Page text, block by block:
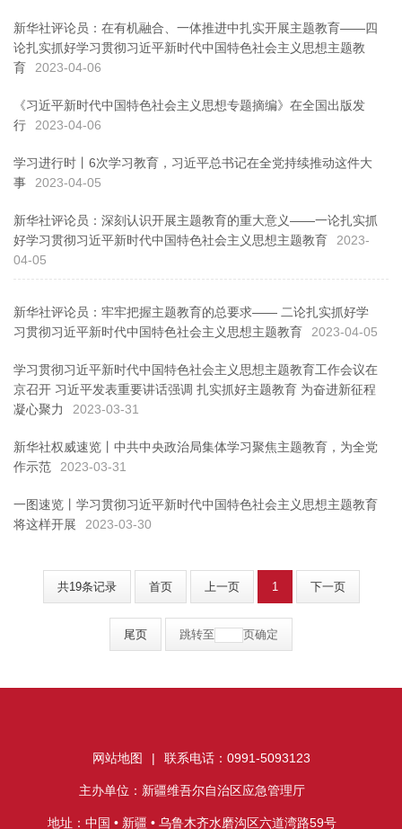
新华社评论员：在有机融合、一体推进中扎实开展主题教育——四
论扎实抓好学习贯彻习近平新时代中国特色社会主义思想主题教
育
2023-04-06
《习近平新时代中国特色社会主义思想专题摘编》在全国出版发
行
2023-04-06
学习进行时丨6次学习教育，习近平总书记在全党持续推动这件大
事
2023-04-05
新华社评论员：深刻认识开展主题教育的重大意义——一论扎实抓
好学习贯彻习近平新时代中国特色社会主义思想主题教育
2023-
04-05
新华社评论员：牢牢把握主题教育的总要求—— 二论扎实抓好学
习贯彻习近平新时代中国特色社会主义思想主题教育
2023-04-05
学习贯彻习近平新时代中国特色社会主义思想主题教育工作会议在
京召开 习近平发表重要讲话强调 扎实抓好主题教育 为奋进新征程
凝心聚力
2023-03-31
新华社权威速览丨中共中央政治局集体学习聚焦主题教育，为全党
作示范
2023-03-31
一图速览丨学习贯彻习近平新时代中国特色社会主义思想主题教育
将这样开展
2023-03-30
共19条记录 首页 上一页 1 下一页
尾页 跳转至 页确定
网站地图 | 联系电话：0991-5093123
主办单位：新疆维吾尔自治区应急管理厅
地址：中国 • 新疆 • 乌鲁木齐水磨沟区六道湾路59号